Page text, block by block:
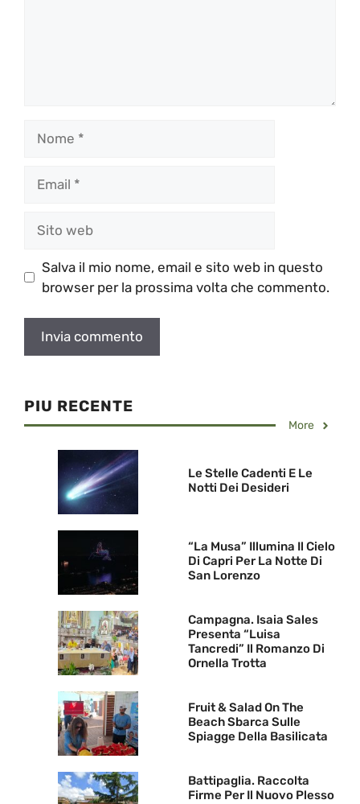
web
Salva il mio nome, email e sito web in questo
browser per la prossima volta che commento.
PIU RECENTE
More
Le Stelle Cadenti E Le
Notti Dei Desideri
“La Musa” Illumina Il Cielo
Di Capri Per La Notte Di
San Lorenzo
Campagna. Isaia Sales
Presenta “Luisa
Tancredi” Il Romanzo Di
Ornella Trotta
Fruit & Salad On The
Beach Sbarca Sulle
Spiagge Della Basilicata
Battipaglia. Raccolta
Firme Per Il Nuovo Plesso